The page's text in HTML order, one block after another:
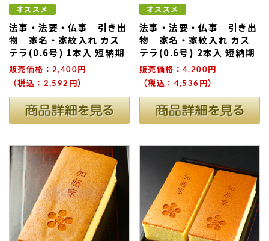
オススメ
法事・法要・仏事 引き出
物 家名・家紋入れ カス
テラ(0.6号) 1本入 短納期
販売価格：2,400円
（税込：2,592円）
オススメ
法事・法要・仏事 引き出
物 家名・家紋入れ カス
テラ(0.6号) 2本入 短納期
販売価格：4,200円
（税込：4,536円）